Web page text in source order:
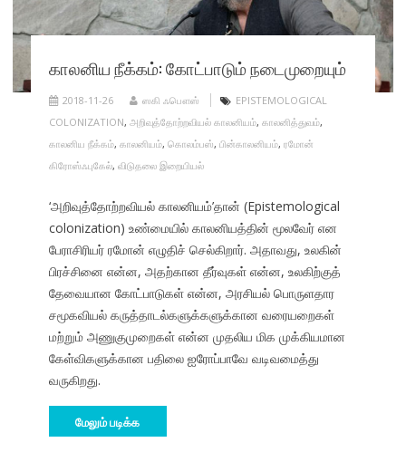
காலனிய நீக்கம்: கோட்பாடும் நடைமுறையும்
2018-11-26 ஸகி ஃபௌஸ்
EPISTEMOLOGICAL
COLONIZATION, அறிவுத்தோற்றவியல் காலனியம், காலனித்துவம்,
காலனிய நீக்கம், காலனியம், கொலம்பஸ், பின்காலனியம், ரமோன்
கிரோஸ்ஃபுகேல், விடுதலை இறையியல்
‘அறிவுத்தோற்றவியல் காலனியம்’தான் (Epistemological
colonization) உண்மையில் காலனியத்தின் மூலவேர் என
பேராசிரியர் ரமோன் எழுதிச் செல்கிறார். அதாவது, உலகின்
பிரச்சினை என்ன, அதற்கான தீர்வுகள் என்ன, உலகிற்குத்
தேவையான கோட்பாடுகள் என்ன, அரசியல் பொருளதார
சமூகவியல் கருத்தாடல்களுக்களுக்கான வரையறைகள்
மற்றும் அணுகுமுறைகள் என்ன முதலிய மிக முக்கியமான
கேள்விகளுக்கான பதிலை ஐரோப்பாவே வடிவமைத்து
வருகிறது.
மேலும் படிக்க